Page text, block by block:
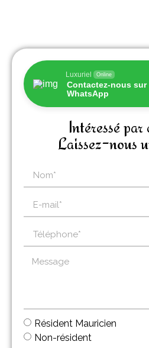
Luxuriel Online
Contactez-nous sur
WhatsApp
Intéressé
Laissez-nous
Résident Mauricien
Non-résident